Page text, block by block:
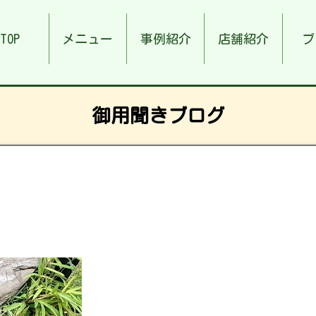
TOP メニュー 事例紹介 店舗紹介
御用聞きブログ